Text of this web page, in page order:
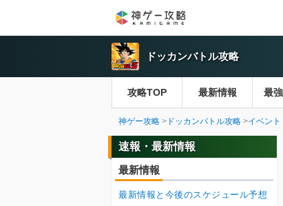
ドッカンバトル攻略
攻略TOP 最新情報 最
神ゲー攻略 ドッカンバトル攻略 イベント
速報・最新情報
最新情報
最新情報と今後のスケジュール予想